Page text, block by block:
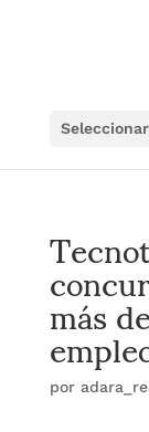
más
por